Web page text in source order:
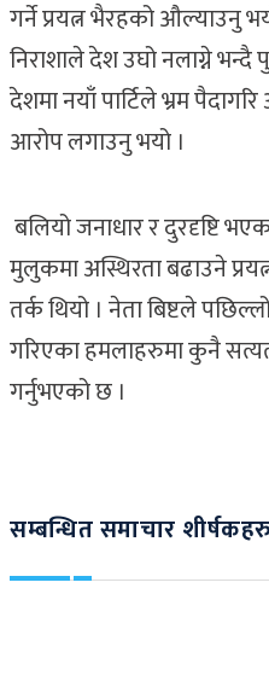
गर्ने प्रयत्न भैरहको औल्याउनु
निराशाले देश उघो नलाग्ने भन्दै
देशमा नयाँ पार्टिले भ्रम
आरोप लगाउनु भयो ।
बलियो जनाधार र दुरदृष्टि
मुलुकमा अस्थिरता बढाउने
तर्क थियो । नेता बिष्टले
गरिएका हमलाहरुमा कुनै
गर्नुभएको छ ।
सम्बन्धित समाचार